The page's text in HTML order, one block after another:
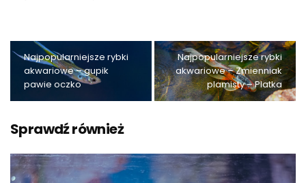
Najpopularniejsze rybki
akwariowe – gupik
pawie oczko
Najpopularniejsze rybki
akwariowe – Zmienniak
plamisty – Platka
Sprawdź również